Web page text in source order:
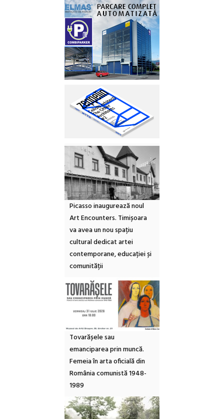
Picasso inaugurează noul
Art Encounters. Timișoara
va avea un nou spațiu
cultural dedicat artei
contemporane, educației și
comunității
Tovarășele sau
emanciparea prin muncă.
Femeia în arta oficială din
România comunistă 1948-
1989